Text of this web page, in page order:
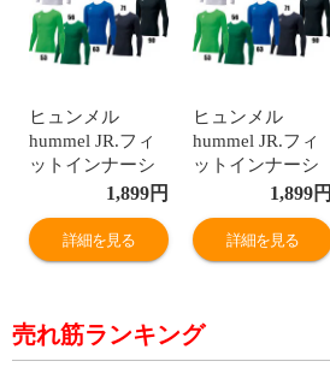
ヒュンメル
hummel JR.フィ
ットインナーシ
ャツ (HJP5153)
1,899円
詳細を見る
ヒュンメル
hummel JR.フィ
ットインナーシ
ャツ (HJP5153)
1,899円
詳細を見る
売れ筋ランキング